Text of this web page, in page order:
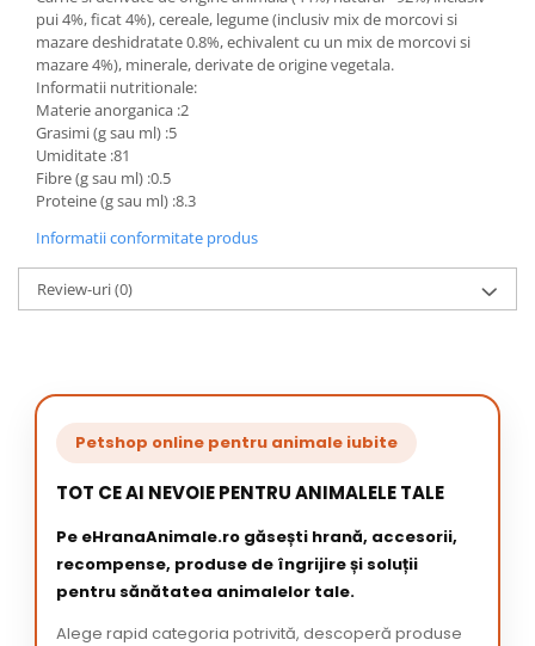
pui 4%, ficat 4%), cereale, legume (inclusiv mix de morcovi si
mazare deshidratate 0.8%, echivalent cu un mix de morcovi si
mazare 4%), minerale, derivate de origine vegetala.
Informatii nutritionale:
Materie anorganica :2
Grasimi (g sau ml) :5
Umiditate :81
Fibre (g sau ml) :0.5
Proteine (g sau ml) :8.3
Informatii conformitate produs
Review-uri(0)
Petshop online pentru animale iubite
TOT CE AI NEVOIE PENTRU ANIMALELE TALE
Pe eHranaAnimale.ro găsești hrană, accesorii,
recompense, produse de îngrijire și soluții
pentru sănătatea animalelor tale.
Alege rapid categoria potrivită, descoperă produse